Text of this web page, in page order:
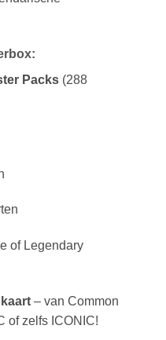
Packs(288
of Legendary
– van Common
of zelfs ICONIC!